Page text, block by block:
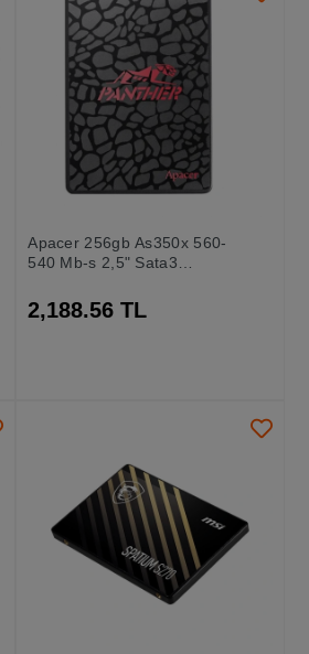
Apacer 256gb As350x 560-
540 Mb-s 2,5" Sata3
2,188.56 TL